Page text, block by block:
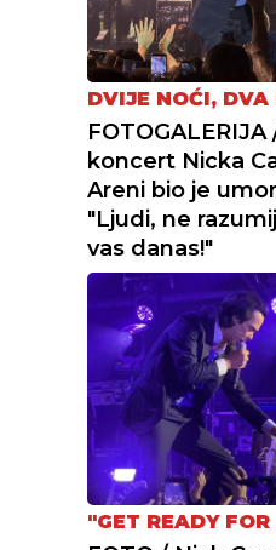
DVIJE NOĆI, DVA
koncert Nicka
Areni bio je
"Ljudi, ne
vas danas!"
"GET READY